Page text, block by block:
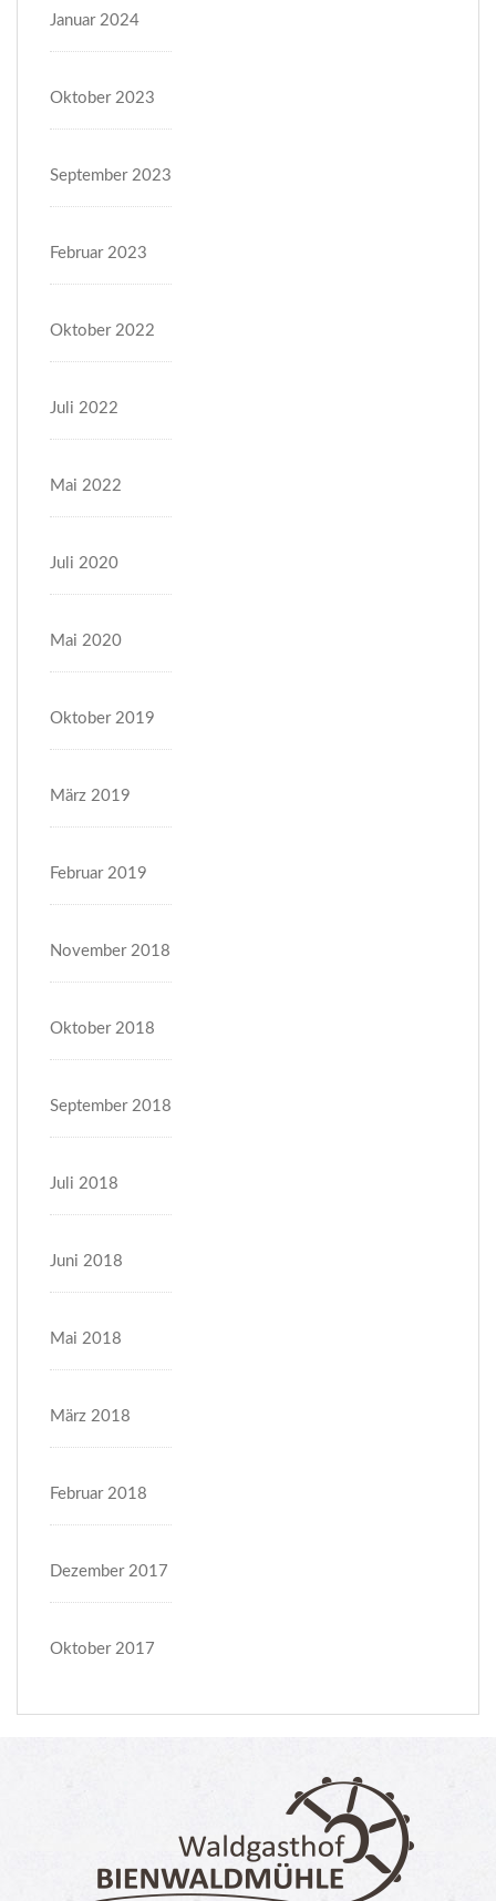
Januar 2024
Oktober 2023
September 2023
Februar 2023
Oktober 2022
Juli 2022
Mai 2022
Juli 2020
Mai 2020
Oktober 2019
März 2019
Februar 2019
November 2018
Oktober 2018
September 2018
Juli 2018
Juni 2018
Mai 2018
März 2018
Februar 2018
Dezember 2017
Oktober 2017